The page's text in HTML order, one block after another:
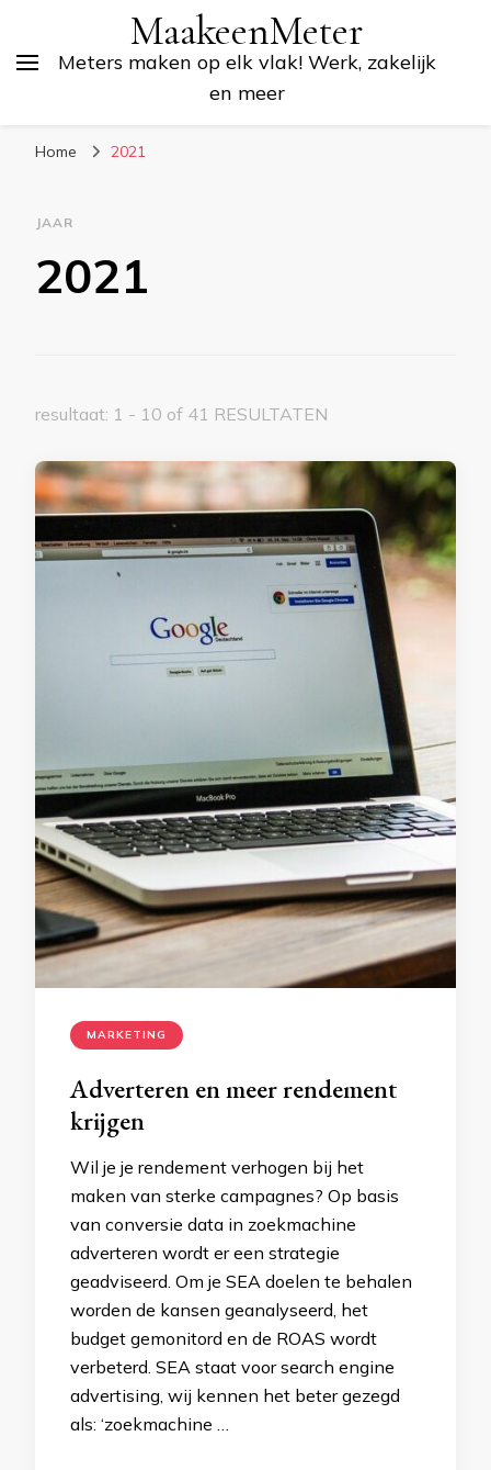
MaakeenMeter
Meters maken op elk vlak! Werk, zakelijk
en meer
Home 2021
JAAR
2021
resultaat: 1 - 10 of 41 RESULTATEN
MARKETING
Adverteren en meer rendement
krijgen
Wil je je rendement verhogen bij het
maken van sterke campagnes? Op basis
van conversie data in zoekmachine
adverteren wordt er een strategie
geadviseerd. Om je SEA doelen te behalen
worden de kansen geanalyseerd, het
budget gemonitord en de ROAS wordt
verbeterd. SEA staat voor search engine
advertising, wij kennen het beter gezegd
als: ‘zoekmachine …